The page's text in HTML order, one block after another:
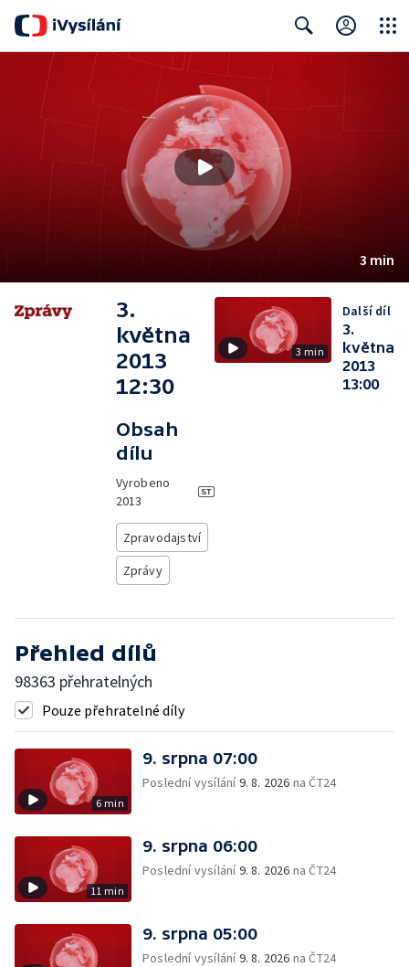
3 min
3.
května
2013
12:30
Obsah
dílu
Vyrobeno
2013
Zpravodajství
Zprávy
3 min
Další díl
3.
května
2013
13:00
Přehled dílů
98363 přehratelných
Pouze přehratelné díly
6 min
9. srpna 07:00
Poslední vysílání9. 8. 2026 na ČT24
11 min
9. srpna 06:00
Poslední vysílání9. 8. 2026 na ČT24
9. srpna 05:00
Poslední vysílání9. 8. 2026 na ČT24